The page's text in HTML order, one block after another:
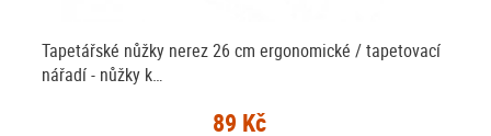
Tapetářské nůžky nerez 26 cm ergonomické / tapetovací
nářadí - nůžky k…
89 Kč